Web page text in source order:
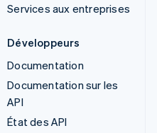
Services aux entreprises
Développeurs
Documentation
Documentation sur les
API
État des API